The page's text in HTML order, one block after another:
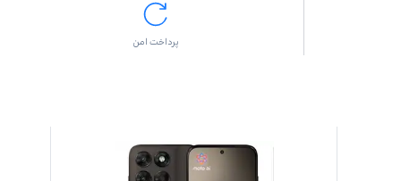
پرداخت امن